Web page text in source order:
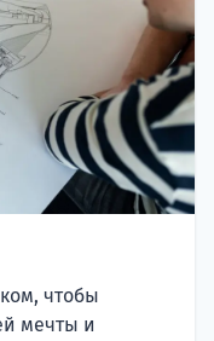
чтобы
мечты и